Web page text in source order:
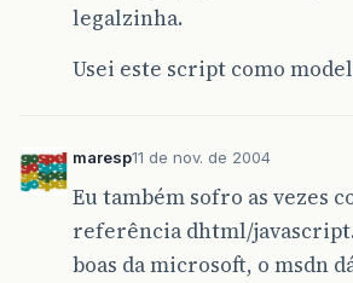
legalzinha.
Usei este script como
maresp11 de nov. de 2004
Eu também sofro as vezes
referência dhtml/javascript.
boas da microsoft, o msdn